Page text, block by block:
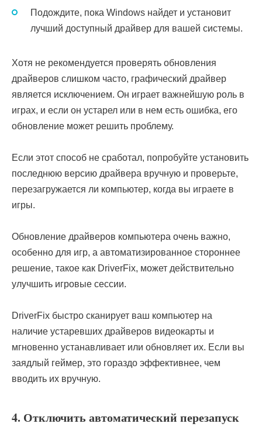
Подождите, пока Windows найдет и установит
лучший доступный драйвер для вашей системы.
Хотя не рекомендуется проверять обновления
драйверов слишком часто, графический драйвер
является исключением. Он играет важнейшую роль в
играх, и если он устарел или в нем есть ошибка, его
обновление может решить проблему.
Если этот способ не сработал, попробуйте установить
последнюю версию драйвера вручную и проверьте,
перезагружается ли компьютер, когда вы играете в
игры.
Обновление драйверов компьютера очень важно,
особенно для игр, а автоматизированное стороннее
решение, такое как DriverFix, может действительно
улучшить игровые сессии.
DriverFix быстро сканирует ваш компьютер на
наличие устаревших драйверов видеокарты и
мгновенно устанавливает или обновляет их. Если вы
заядлый геймер, это гораздо эффективнее, чем
вводить их вручную.
4. Отключить автоматический перезапуск